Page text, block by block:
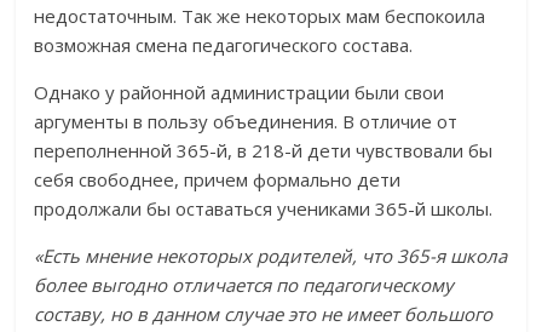
недостаточным. Так же некоторых мам беспокоила
возможная смена педагогического состава.
Однако у районной администрации были свои
аргументы в пользу объединения. В отличие от
переполненной 365-й, в 218-й дети чувствовали бы
себя свободнее, причем формально дети
продолжали бы оставаться учениками 365-й школы.
«Есть мнение некоторых родителей, что 365-я школа
более выгодно отличается по педагогическому
составу, но в данном случае это не имеет большого